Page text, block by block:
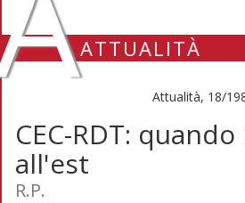
ATTUALITÀ
Attualità, 18/
CEC-RDT: quando
all'est
R.P.